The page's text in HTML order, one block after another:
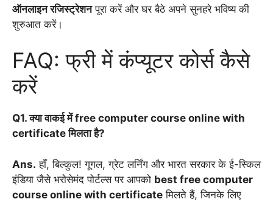
ऑनलाइन रजिस्ट्रेशनपूरा करें और घर बैठे अपने सुनहरे भविष्य की
शुरुआत करें।
FAQ: फ्री में कंप्यूटर कोर्स कैसे
करें
Q1. क्या वाकई में free computer course online with
certificate मिलता है?
Ans. हाँ, बिल्कुल! गूगल, ग्रेट लर्निंग और भारत सरकार के ई-स्किल
इंडिया जैसे भरोसेमंद पोर्टल्स पर आपको best free computer
course online with certificate मिलते हैं, जिनके लिए